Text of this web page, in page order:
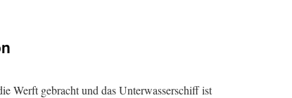
Werft gebracht und das Unterwasserschiff ist